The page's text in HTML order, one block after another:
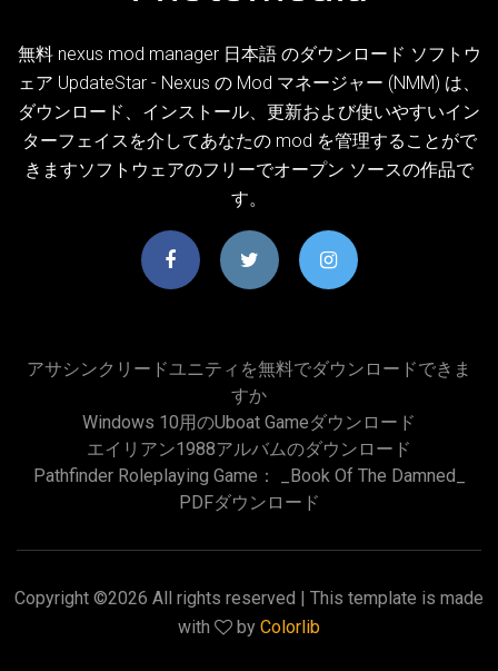
無料 nexus mod manager 日本語 のダウンロード ソフトウ
ェア UpdateStar - Nexus の Mod マネージャー (NMM) は、
ダウンロード、インストール、更新および使いやすいイン
ターフェイスを介してあなたの mod を管理することがで
きますソフトウェアのフリーでオープン ソースの作品で
す。
アサシンクリードユニティを無料でダウンロードできま
すか
Windows 10用のUboat Gameダウンロード
エイリアン1988アルバムのダウンロード
Pathfinder Roleplaying Game： _Book Of The Damned_
PDFダウンロード
Copyright ©2026 All rights reserved | This template is made
with
by Colorlib